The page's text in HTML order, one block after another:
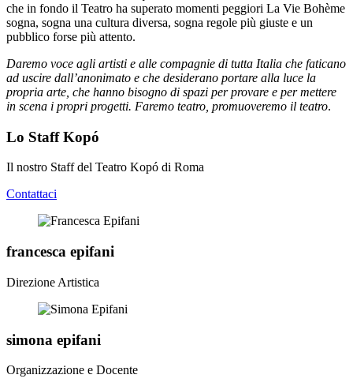
che in fondo il Teatro ha superato momenti peggiori La Vie Bohème
sogna, sogna una cultura diversa, sogna regole più giuste e un
pubblico forse più attento.
Daremo voce agli artisti e alle compagnie di tutta Italia che faticano
ad uscire dall’anonimato e che desiderano portare alla luce la
propria arte, che hanno bisogno di spazi per provare e per mettere
in scena i propri progetti. Faremo teatro, promuoveremo il teatro.
Lo Staff Kopó
Il nostro Staff del Teatro Kopó di Roma
Contattaci
francesca epifani
Direzione Artistica
simona epifani
Organizzazione e Docente